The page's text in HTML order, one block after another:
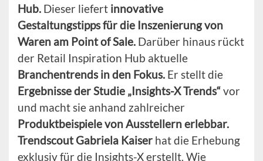
Hub. Dieser liefert innovative
Gestaltungstipps für die Inszenierung von
Waren am Point of Sale. Darüber hinaus rückt
der Retail Inspiration Hub aktuelle
Branchentrends in den Fokus. Er stellt die
Ergebnisse der Studie „Insights-X Trends“vor
und macht sie anhand zahlreicher
Produktbeispiele von Ausstellern erlebbar.
Trendscout Gabriela Kaiser hat die Erhebung
exklusiv für die Insights-X erstellt. Wie